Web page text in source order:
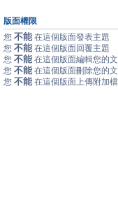
版面權限
您 不能 在這個版面發表主題
您 不能 在這個版面回覆主題
您 不能 在這個版面編輯您的
您 不能 在這個版面刪除您的
您 不能 在這個版面上傳附加